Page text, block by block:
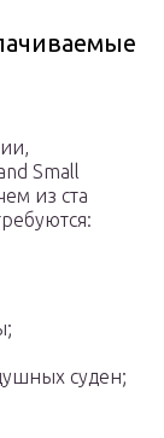
Small
из ста
суден;